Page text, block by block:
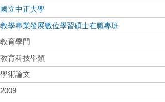
國立中正大學
教學專業發展數位學習碩士在職專班
教育學門
教育科技學類
學術論文
2009